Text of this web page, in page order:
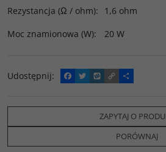
Rezystancja (Ω / ohm):
1,6 ohm
Moc znamionowa (W): 20 W
Udostępnij:
F
a
e
o
k
T
w
t
e
W
y
o
p
C
o
y
L
i
n
k
P
o
z
i
e
l
s
ZAPYTAJ O
PORÓWNAJ